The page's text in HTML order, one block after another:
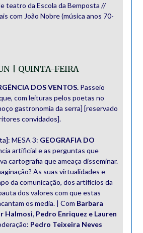
teatro da Escola da Bemposta //
com João Nobre (música anos 70-
| QUINTA-FEIRA
DOS VENTOS. Passeio
com leituras pelos poetas no
gastronomia da serra] [reservado
convidados].
MESA 3: GEOGRAFIA DO
artificial e as perguntas que
cartografia que ameaça disseminar.
As suas virtualidades e
da comunicação, dos artifícios da
dos valores com que estas
os media. | Com Barbara
Halmosi, Pedro Enriquez e Lauren
Pedro Teixeira Neves